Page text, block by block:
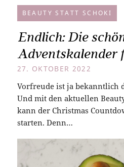
BEAUTY STATT SCHOKI
Endlich: Die
Adventskalender
27. OKTOBER 2022
Vorfreude ist ja bekanntlich
Und mit den aktuellen
kann der Christmas
starten. Denn…